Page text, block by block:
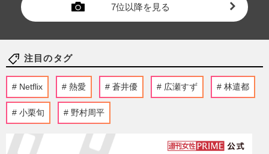
7位以降を見る
注目のタグ
Netflix 熱愛 蒼井優 広瀬すず 林遣都
小栗旬 野村周平